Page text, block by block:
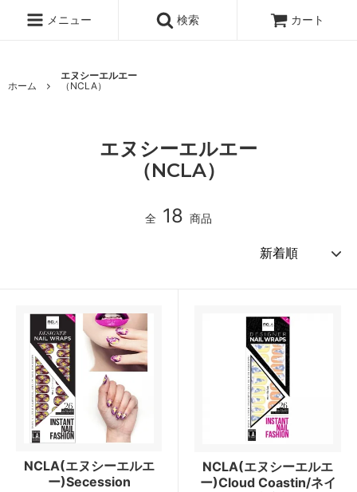
メニュー 検索 カート
ホーム
エヌシーエルエー
（NCLA）
エヌシーエルエー
（NCLA）
全 18 商品
NCLA(エヌシーエルエ
ー)Secession
NCLA(エヌシーエルエ
ー)Cloud Coastin/ネイ